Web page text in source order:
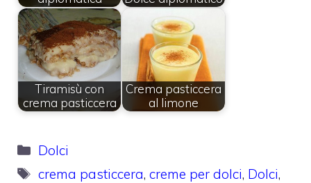
Tiramisù con
crema pasticcera
Crema pasticcera
al limone
Categorie
Dolci
Tag
crema pasticcera,creme per dolci, Dolci,